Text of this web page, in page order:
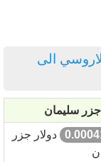
الى
جزر سليمان
دولار جزر